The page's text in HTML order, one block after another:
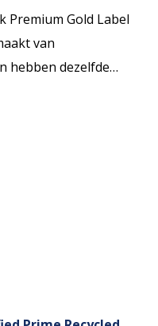
van de
voor
circulaire
op het
Premium Gold Label
van
hebben dezelfde
zijn deze